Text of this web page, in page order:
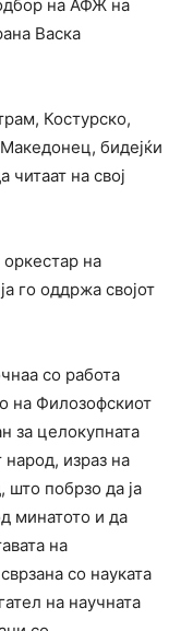
на АФЖ на
Васка
Костурско,
бидејќи
читаат на свој
на
го оддржа својот
со работа
на Филозофскиот
за целокупната
израз на
побрзо да ја
минатото и да
на
со науката
на научната